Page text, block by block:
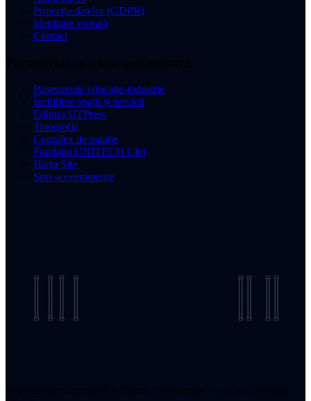
Protecția datelor (GDPR)
Identitate vizuală
Contact
Parteneriate educație-industrie
Închiriere spații și servicii
Editura UTPress
Tipografia
Complex de natație
Fundația UNITECH Cluj
Harta Site
Știri și evenimente